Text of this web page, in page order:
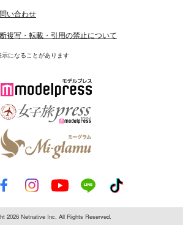
い合わせ
複写・転載・引用の禁止について
になることがあります
2026 Netnative Inc. All Rights Reserved.